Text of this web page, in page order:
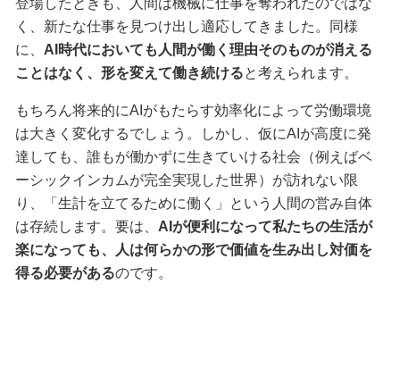
く、新たな仕事を見つけ出し適応してきました。同様
に、 AI時代においても人間が働く理由そのものが消える
ことはなく、形を変えて働き続けると考えられます。
もちろん将来的にAIがもたらす効率化によって労働環境
は大きく変化するでしょう。しかし、仮にAIが高度に発
達しても、誰もが働かずに生きていける社会（例えばベ
ーシックインカムが完全実現した世界）が訪れない限
り、「生計を立てるために働く」という人間の営み自体
は存続します。要は、 AIが便利になって私たちの生活が
楽になっても、人は何らかの形で価値を生み出し対価を
得る必要があるのです。